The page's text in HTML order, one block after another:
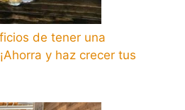
de tener una
y haz crecer tus